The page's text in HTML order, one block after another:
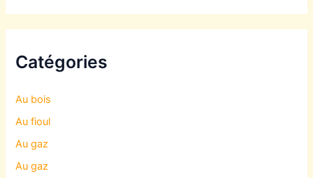
Catégories
Au bois
Au fioul
Au gaz
Au gaz